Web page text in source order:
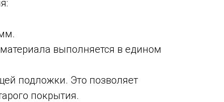
выполняется в едином
подложки. Это позволяет
покрытия.